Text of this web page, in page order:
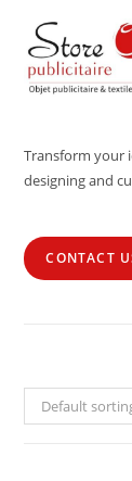
Transform your
designing and
CONTACT
Default